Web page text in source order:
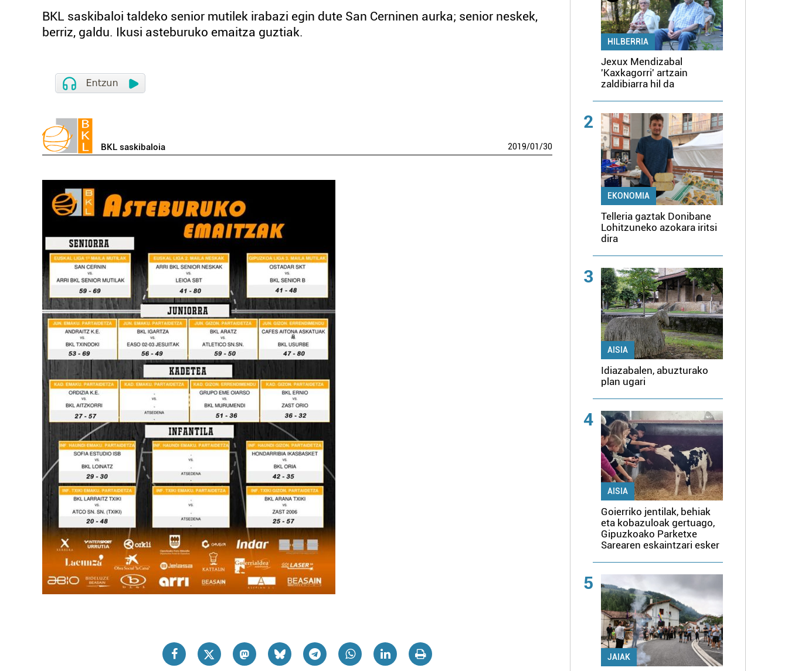
BKL saskibaloi taldeko senior mutilek irabazi egin dute San Cerninen aurka; senior neskek,
berriz, galdu. Ikusi asteburuko emaitza guztiak.
BKL saskibaloia 2019/01/30
HILBERRIA
Jexux Mendizabal
'Kaxkagorri' artzain
zaldibiarra hil da
2
EKONOMIA
Telleria gaztak Donibane
Lohitzuneko azokara iritsi
dira
3
AISIA
Idiazabalen, abuzturako
plan ugari
4
AISIA
Goierriko jentilak, behiak
eta kobazuloak gertuago,
Gipuzkoako Parketxe
Sarearen eskaintzari esker
5
JAIAK